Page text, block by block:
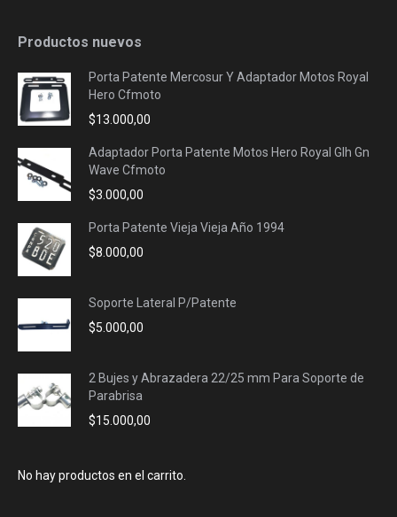
Productos nuevos
Porta Patente Mercosur Y Adaptador Motos Royal
Hero Cfmoto
$13.000,00
Adaptador Porta Patente Motos Hero Royal Glh Gn
Wave Cfmoto
$3.000,00
Porta Patente Vieja Vieja Año 1994
$8.000,00
Soporte Lateral P/Patente
$5.000,00
2 Bujes y Abrazadera 22/25 mm Para Soporte de
Parabrisa
$15.000,00
No hay productos en el carrito.